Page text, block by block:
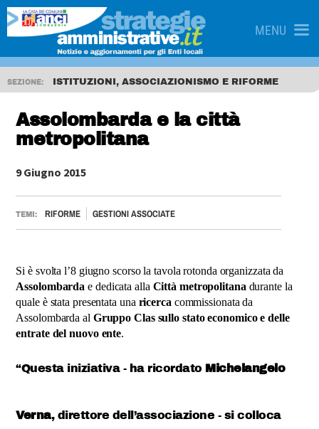
MENU
SEZIONE: ISTITUZIONI, ASSOCIAZIONISMO E RIFORME
Assolombarda e la città
metropolitana
9 Giugno 2015
TEMI: RIFORME GESTIONI ASSOCIATE
Si è svolta l’8 giugno scorso la tavola rotonda organizzata da
Assolombarda e dedicata alla Città metropolitana durante la
quale è stata presentata una ricerca commissionata da
Assolombarda al Gruppo Clas sullo stato economico e delle
entrate del nuovo ente.
“Questa iniziativa - ha ricordato Michelangelo
Verna, direttore dell’associazione - si colloca